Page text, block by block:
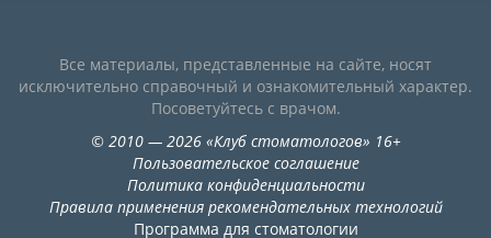
Все материалы, представленные на сайте, носят
исключительно справочный и ознакомительный характер.
Посоветуйтесь с врачом.
© 2010— 2026«Клуб стоматологов» 16+
Пользовательское соглашение
Политика конфиденциальности
Правила применения рекомендательных технологий
Программа для стоматологии